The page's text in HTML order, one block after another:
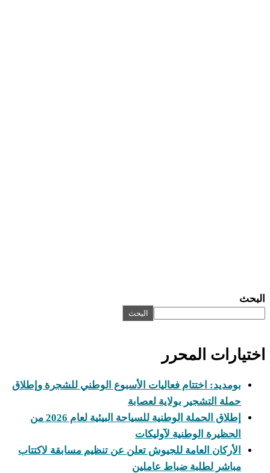
البحث
البحث
اختيارات المحرر
بومديد: اختتام فعاليات الأسبوع الوطني للشجرة وإطلاق
حملة التشجير بولاية لعصابة
إطلاق الحملة الوطنية للسياحة البيئية لعام 2026 من
الحظيرة الوطنية لآوليكات
الأركان العامة للجيوش تعلن عن تنظيم مسابقة لاكتتاب
مباشر لطلبة ضباط عاملين